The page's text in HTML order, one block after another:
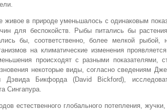
живое в природе уменьшалось с одинаковым
для беспокойств. Рыбы питались бы
бы, соответственно, более мелкой рыбой,
на климатические изменения
происходят с разными показателями,
некоторые виды, согласно сведениям
Дэвида Бикфорда (David Bickford),
Сингапура.
естественного глобального потепления,